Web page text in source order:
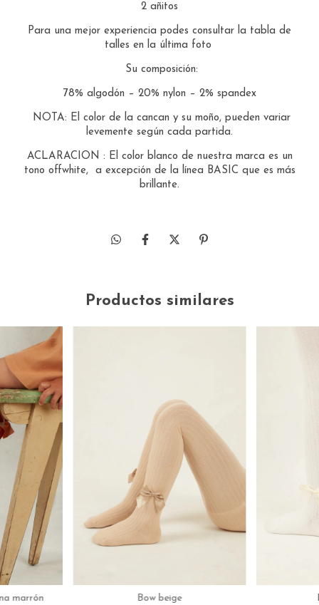
2 añitos
Para una mejor experiencia podes consultar la tabla de
talles en la última foto
Su composición:
78% algodón – 20% nylon – 2% spandex
NOTA: El color de la cancan y su moño, pueden variar
levemente según cada partida.
ACLARACION : El color blanco de nuestra marca es un
tono offwhite, a excepción de la línea BASIC que es más
brillante.
Productos similares
marrón
Bow beige